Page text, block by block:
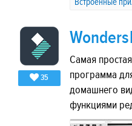
35
Самая
программа
домашнего
функциями